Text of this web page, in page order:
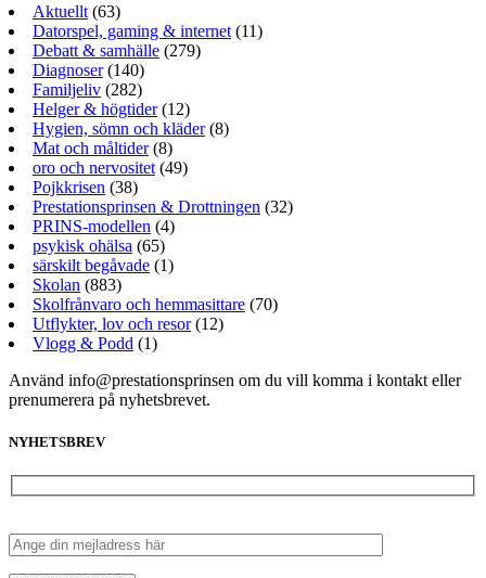
Aktuellt (63)
Datorspel, gaming & internet (11)
Debatt & samhälle (279)
Diagnoser(140)
Familjeliv (282)
Helger & högtider(12)
Hygien, sömn och kläder(8)
Mat och måltider(8)
oro och nervositet (49)
Pojkkrisen (38)
Prestationsprinsen & Drottningen (32)
PRINS-modellen (4)
psykisk ohälsa (65)
särskilt begåvade (1)
Skolan (883)
Skolfrånvaro och hemmasittare (70)
Utflykter, lov och resor(12)
Vlogg & Podd (1)
Använd info@prestationsprinsen om du vill komma i kontakt eller
prenumerera på nyhetsbrevet.
NYHETSBREV